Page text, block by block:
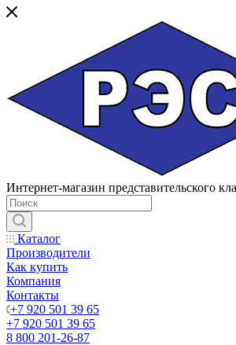
Интернет-магазин представительского
Каталог
Производители
Как купить
Компания
Контакты
+7 920 501 39 65
+7 920 501 39 65
8 800 201-26-87